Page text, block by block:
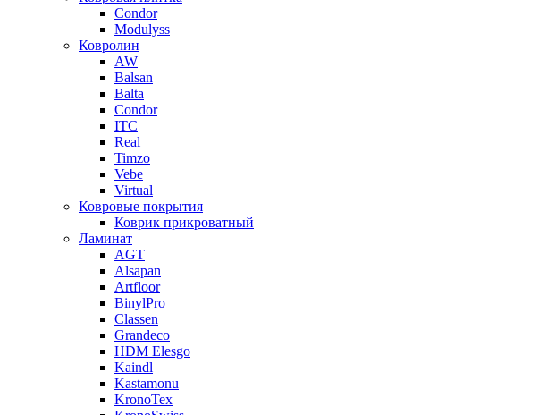
Condor
Modulyss
Ковролин
AW
Balsan
Balta
Condor
ITC
Real
Timzo
Vebe
Virtual
Ковровые покрытия
Коврик прикроватный
Ламинат
AGT
Alsapan
Artfloor
BinylPro
Classen
Grandeco
HDM Elesgo
Kaindl
Kastamonu
KronoTex